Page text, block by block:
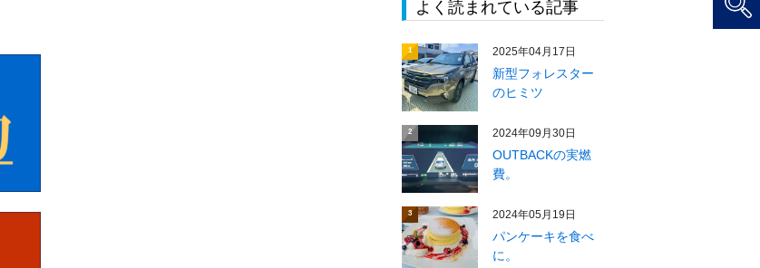
よく読まれている記事
1 2025年04月17日
新型フォレスター
のヒミツ
2 2024年09月30日
OUTBACKの実燃
費。
3 2024年05月19日
パンケーキを食べ
に。